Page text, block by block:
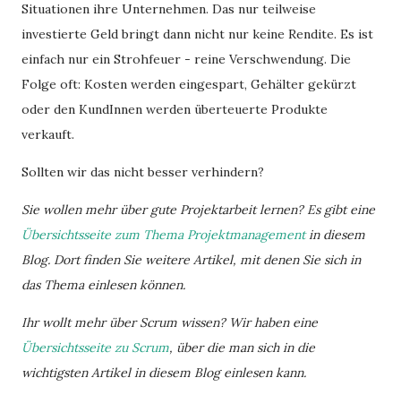
Situationen ihre Unternehmen. Das nur teilweise
investierte Geld bringt dann nicht nur keine Rendite. Es ist
einfach nur ein Strohfeuer - reine Verschwendung. Die
Folge oft: Kosten werden eingespart, Gehälter gekürzt
oder den KundInnen werden überteuerte Produkte
verkauft.
Sollten wir das nicht besser verhindern?
Sie wollen mehr über gute Projektarbeit lernen? Es gibt eine
Übersichtsseite zum Thema Projektmanagementin diesem
Blog. Dort finden Sie weitere Artikel, mit denen Sie sich in
das Thema einlesen können.
Ihr wollt mehr über Scrum wissen? Wir haben eine
Übersichtsseite zu Scrum, über die man sich in die
wichtigsten Artikel in diesem Blog einlesen kann.